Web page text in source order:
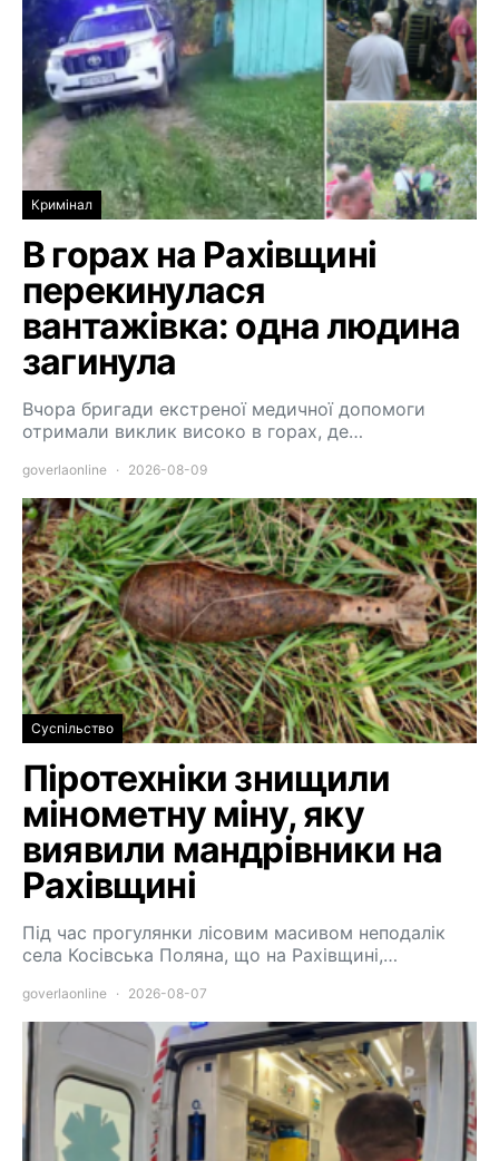
Кримінал
В горах на Рахівщині
перекинулася
вантажівка: одна людина
загинула
Вчора бригади екстреної медичної допомоги
отримали виклик високо в горах, де…
goverlaonline 2026-08-09
Суспільство
Піротехніки знищили
мінометну міну, яку
виявили мандрівники на
Рахівщині
Під час прогулянки лісовим масивом неподалік
села Косівська Поляна, що на Рахівщині,…
goverlaonline 2026-08-07